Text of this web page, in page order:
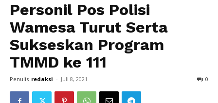
Personil Pos Polisi
Wamesa Turut Serta
Sukseskan Program
TMMD ke 111
Penulis redaksi - Juli 8, 2021 0